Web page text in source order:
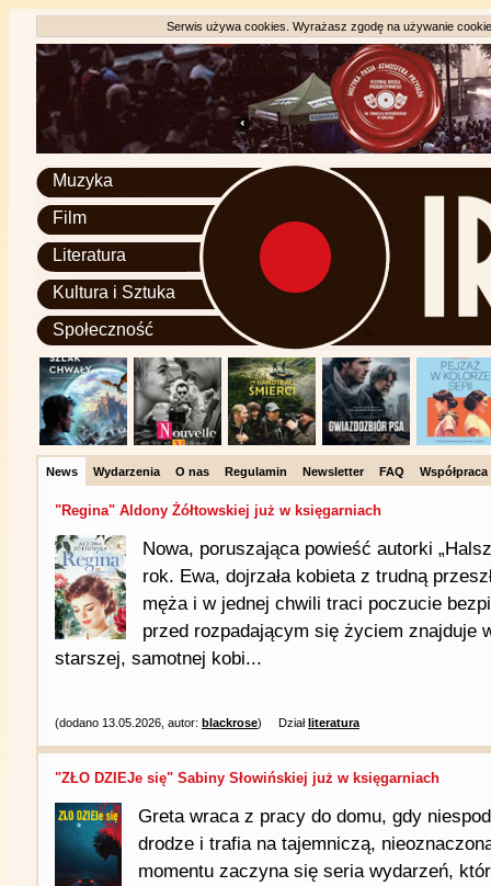
Serwis używa cookies. Wyrażasz zgodę na używanie
Muzyka
Film
Literatura
Kultura i Sztuka
Społeczność
News Wydarzenia O nas Regulamin Newsletter FAQ Współpraca
"Regina" Aldony Żółtowskiej już w księgarniach
Nowa, poruszająca powieść autorki
rok. Ewa, dojrzała kobieta z trudną
męża i w jednej chwili traci poczucie
przed rozpadającym się życiem znajduje
starszej, samotnej kobi...
(dodano 13.05.2026, autor: blackrose) Działliteratura
"ZŁO DZIEJe się" Sabiny Słowińskiej już w księgarniach
Greta wraca z pracy do domu, gdy
drodze i trafia na tajemniczą,
momentu zaczyna się seria wydarzeń,